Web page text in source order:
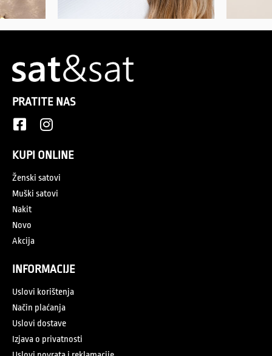
PRATITE NAS
KUPI ONLINE
Ženski satovi
Muški satovi
Nakit
Novo
Akcija
INFORMACIJE
Uslovi korištenja
Način plaćanja
Uslovi dostave
Izjava o privatnosti